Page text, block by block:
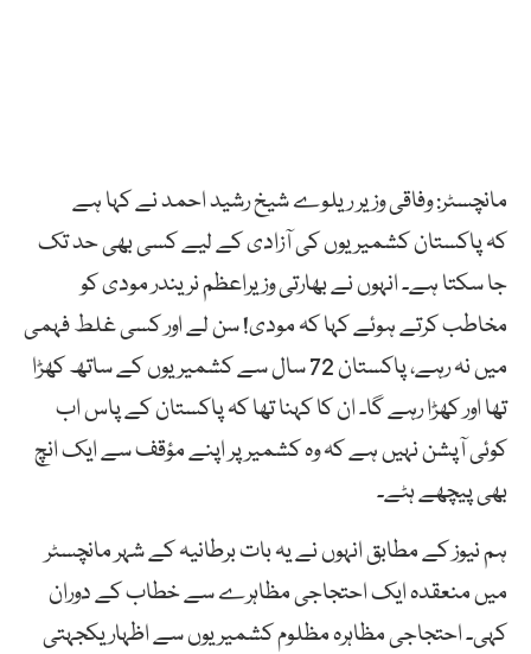
مانچسٹر: وفاقی وزیر ریلوے شیخ رشید احمد نے کہا ہے
کہ پاکستان کشمیریوں کی آزادی کے لیے کسی بھی حد تک
جا سکتا ہے۔ انہوں نے بھارتی وزیراعظم نریندر مودی کو
مخاطب کرتے ہوئے کہا کہ مودی! سن لے اور کسی غلط فہمی
میں نہ رہے، پاکستان 72 سال سے کشمیریوں کے ساتھ کھڑا
تھا اور کھڑا رہے گا۔ ان کا کہنا تھا کہ پاکستان کے پاس اب
کوئی آپشن نہیں ہے کہ وہ کشمیر پر اپنے مؤقف سے ایک انچ
بھی پیچھے ہٹے۔
ہم نیوز کے مطابق انہوں نے یہ بات برطانیہ کے شہر مانچسٹر
میں منعقدہ ایک احتجاجی مظاہرے سے خطاب کے دوران
کہی۔ احتجاجی مظاہرہ مظلوم کشمیریوں سے اظہار یکجہتی